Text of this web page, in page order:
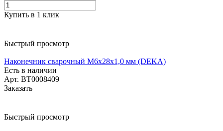
Купить в 1 клик
Быстрый просмотр
Наконечник сварочный М6х28х1,0 мм (DEKA)
Есть в наличии
Арт. BT0008409
Заказать
Быстрый просмотр